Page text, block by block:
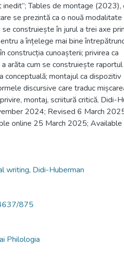
Tables de montage (2023),
se prezintă ca o nouă modalitate
construiește în jurul a trei axe
a înțelege mai bine
cunoașterii; privirea ca
arăta cum se construiește
conceptuală; montajul ca dispozitiv
discursive care traduc
montaj, scriitură critică, Didi-
2024; Revised 6 March
online 25 March 2025;
writing, Didi-Huberman
875
Philologia